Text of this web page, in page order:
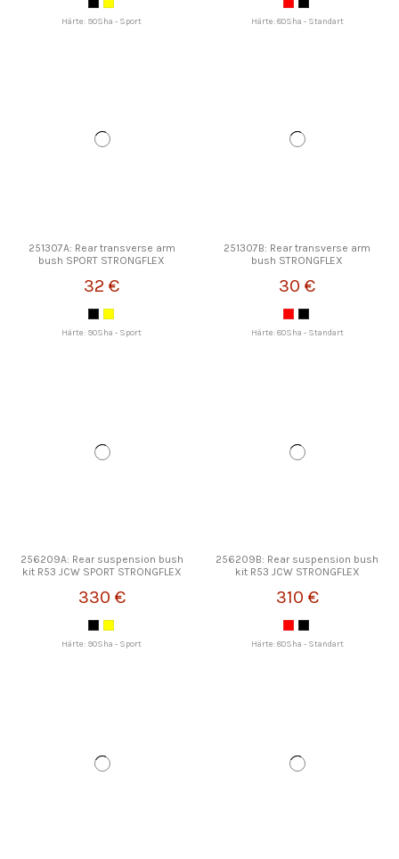
Härte: 90Sha - Sport Härte: 80Sha - Standart
251307A: Rear transverse arm
bush SPORT STRONGFLEX
32 €
Härte: 90Sha - Sport
251307B: Rear transverse arm
bush STRONGFLEX
30 €
Härte: 80Sha - Standart
256209A: Rear suspension bush
kit R53 JCW SPORT STRONGFLEX
330 €
Härte: 90Sha - Sport
256209B: Rear suspension bush
kit R53 JCW STRONGFLEX
310 €
Härte: 80Sha - Standart